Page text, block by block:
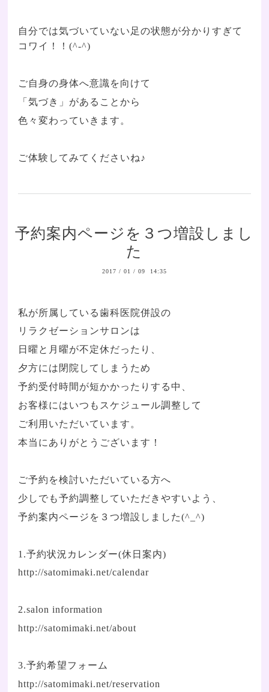
自分では気づいていない足の状態が分かりすぎて
コワイ！！(^-^)
ご自身の身体へ意識を向けて
「気づき」があることから
色々変わっていきます。
ご体験してみてくださいね♪
予約案内ページを３つ増設しまし
た
2017 / 01 / 09 14:35
私が所属している歯科医院併設の
リラクゼーションサロンは
日曜と月曜が不定休だったり、
夕方には閉院してしまうため
予約受付時間が短かかったりする中、
お客様にはいつもスケジュール調整して
ご利用いただいています。
本当にありがとうございます！
ご予約を検討いただいている方へ
少しでも予約調整していただきやすいよう、
予約案内ページを３つ増設しました(^_^)
1.予約状況カレンダー(休日案内)
http://satomimaki.net/calendar
2.salon information
http://satomimaki.net/about
3.予約希望フォーム
http://satomimaki.net/reservation